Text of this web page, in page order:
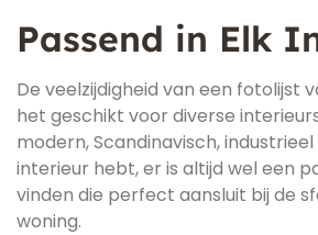
Passend in Elk
De veelzijdigheid van een fotolijst
het geschikt voor diverse
modern, Scandinavisch,
interieur hebt, er is altijd wel een
vinden die perfect aansluit bij de
woning.